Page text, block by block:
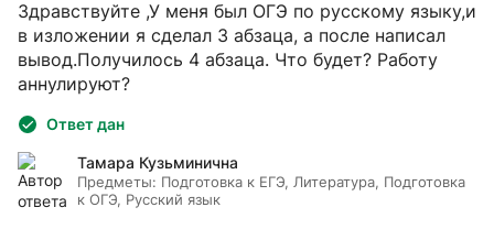
Здравствуйте ,У меня был ОГЭ по русскому языку,и
в изложении я сделал 3 абзаца, а после написал
вывод.Получилось 4 абзаца. Что будет? Работу
аннулируют?
Ответ дан
Тамара Кузьминична
Предметы: Подготовка к ЕГЭ, Литература, Подготовка
к ОГЭ, Русский язык